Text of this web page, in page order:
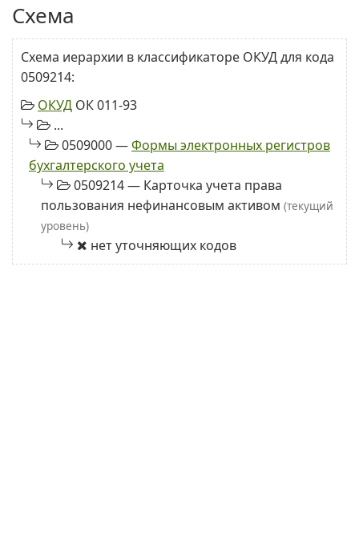
Схема
Схема иерархии в классификаторе ОКУД для кода
0509214:
ОКУД ОК 011-93
...
0509000 —Формы электронных регистров
бухгалтерского учета
0509214 — Карточка учета права
пользования нефинансовым активом (текущий
уровень)
нет уточняющих кодов